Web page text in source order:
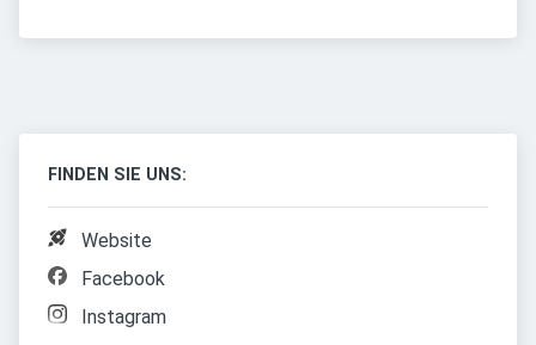
FINDEN SIE UNS:
Website
Facebook
Instagram